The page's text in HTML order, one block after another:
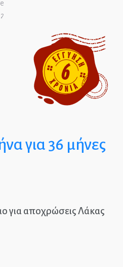
για 36 μήνες
για αποχρώσεις Λάκας